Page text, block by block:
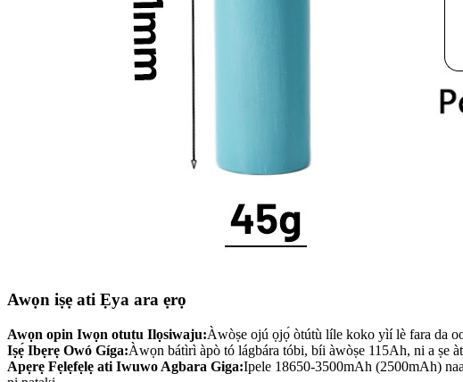
Awọn iṣẹ ati Ẹya ara ẹrọ
Awọn opin Iwọn otutu Ilọsiwaju:Àwòṣe ojú ọjọ́ òtútù líle koko yìí lè fara da
Iṣẹ́ Ibẹrẹ Owó Gíga:Àwọn bátìrì àpò tó lágbára tóbi, bíi àwòṣe 115Ah, ni a ṣe
Apẹrẹ Fẹlẹfẹlẹ ati Iwuwo Agbara Giga:Ipele 18650-3500mAh (2500mAh)